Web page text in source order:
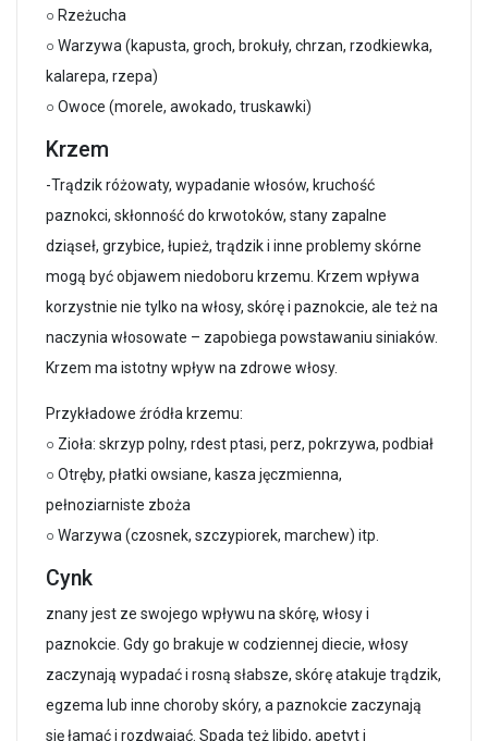
○ Rzeżucha
○ Warzywa (kapusta, groch, brokuły, chrzan, rzodkiewka,
kalarepa, rzepa)
○ Owoce (morele, awokado, truskawki)
Krzem
-Trądzik różowaty, wypadanie włosów, kruchość
paznokci, skłonność do krwotoków, stany zapalne
dziąseł, grzybice, łupież, trądzik i inne problemy skórne
mogą być objawem niedoboru krzemu. Krzem wpływa
korzystnie nie tylko na włosy, skórę i paznokcie, ale też na
naczynia włosowate – zapobiega powstawaniu siniaków.
Krzem ma istotny wpływ na zdrowe włosy.
Przykładowe źródła krzemu:
○ Zioła: skrzyp polny, rdest ptasi, perz, pokrzywa, podbiał
○ Otręby, płatki owsiane, kasza jęczmienna,
pełnoziarniste zboża
○ Warzywa (czosnek, szczypiorek, marchew) itp.
Cynk
znany jest ze swojego wpływu na skórę, włosy i
paznokcie. Gdy go brakuje w codziennej diecie, włosy
zaczynają wypadać i rosną słabsze, skórę atakuje trądzik,
egzema lub inne choroby skóry, a paznokcie zaczynają
się łamać i rozdwajać. Spada też libido, apetyt i